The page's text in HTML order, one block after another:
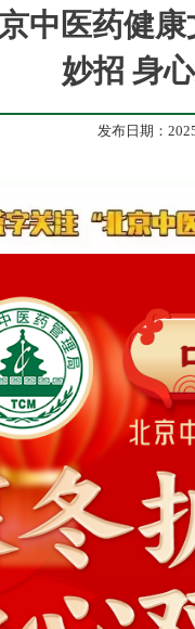
中医药健
妙招 身
发布日期：